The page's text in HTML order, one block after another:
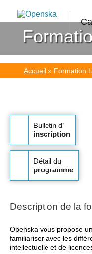
Accueil » Formation
Bulletin d’
inscription
Détail du
programme
Description de la
Openska vous propose
familiariser avec les
intellectuelle et de